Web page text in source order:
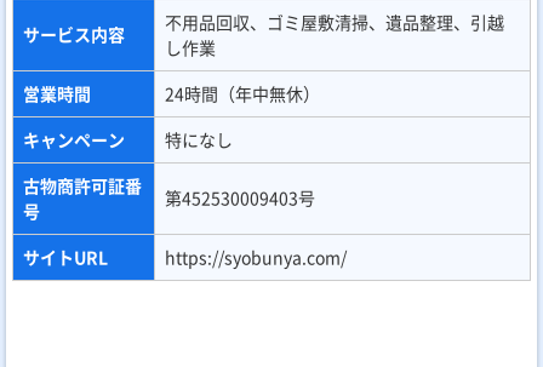
サービス内容
不用品回収、ゴミ屋敷清掃、遺品整理、引越
し作業
営業時間
24時間（年中無休）
キャンペーン
特になし
古物商許可証番
号
第452530009403号
サイトURL https://syobunya.com/